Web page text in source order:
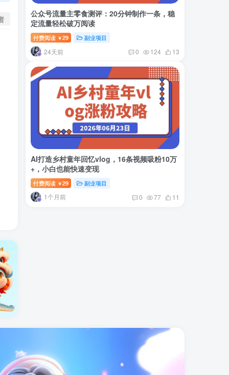
公众号流量主零食测评：20分钟制作一条，稳
定流量轻松破万阅读
付费阅读 ￥29 副业项目
24天前 0 124 13
AI打造乡村童年回忆vlog，16条视频吸粉10万
+，小白也能快速变现
付费阅读 ￥29 副业项目
1个月前 0 77 11